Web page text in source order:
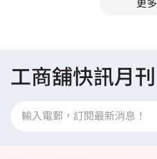
更多
工商舖快訊月刊